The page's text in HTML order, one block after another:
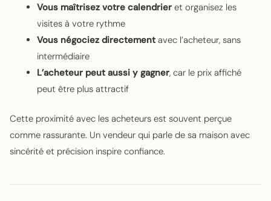
Vous maîtrisez votre calendrieret organisez les
visites à votre rythme
Vous négociez directementavec l’acheteur, sans
intermédiaire
L’acheteur peut aussi y gagner, car le prix affiché
peut être plus attractif
Cette proximité avec les acheteurs est souvent perçue
comme rassurante. Un vendeur qui parle de sa maison avec
sincérité et précision inspire confiance.